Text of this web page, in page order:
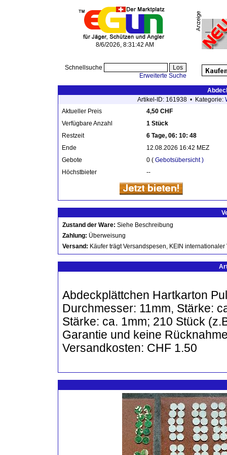
8/6/2026, 8:31:42 AM
Schnellsuche
Erweiterte Suche
Artikel-ID: 161938 • Kategorie:
Aktueller Preis
4,50 CHF
Verfügbare Anzahl
1 Stück
Restzeit
6 Tage, 06: 10: 48
Ende
12.08.2026 16:42 MEZ
Gebote
0 ( Gebotsübersicht )
Höchstbieter
--
Zustand der Ware: Siehe Beschreibung
Zahlung: Überweisung
Versand: Käufer trägt Versandspesen, KEIN internationaler
Abdeckplättchen Hartkarton
Durchmesser: 11mm, Stärke:
Stärke: ca. 1mm; 210 Stück
Garantie und keine
Versandkosten: CHF 1.50